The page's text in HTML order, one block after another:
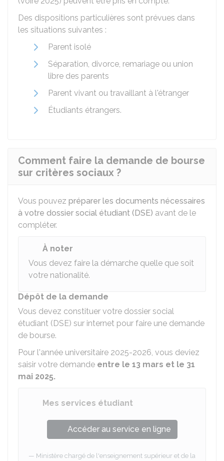
Des dispositions particulières sont prévues dans
les situations suivantes :
Parent isolé
Séparation, divorce, remariage ou union
libre des parents
Parent vivant ou travaillant à l'étranger
Étudiants étrangers.
Comment faire la demande de bourse
sur critères sociaux ?
Vous pouvez préparer les documents nécessaires
à votre dossier social étudiant (DSE) avant de le
compléter.
À noter
Vous devez faire la démarche quelle que soit
votre nationalité.
Dépôt de la demande
Vous devez constituer votre dossier social
étudiant (DSE) sur internet pour faire une demande
de bourse.
Pour l'année universitaire 2025-2026, vous deviez
saisir votre demande entre le 13 mars et le 31
mai 2025.
Mes services étudiant
Accéder au service en ligne
Ministère chargé de l'enseignement supérieur et de la